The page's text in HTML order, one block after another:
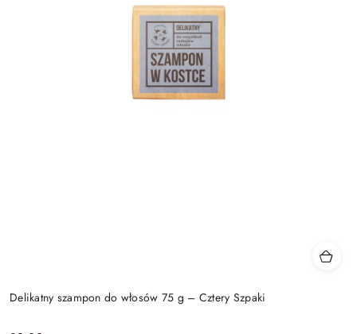
Delikatny szampon do włosów 75 g – Cztery Szpaki